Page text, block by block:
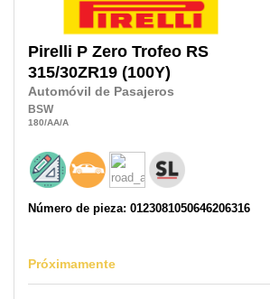
Pirelli P Zero Trofeo RS
315/30ZR19 (100Y)
Automóvil de Pasajeros
BSW
180/AA/A
Número de pieza: 0123081050646206316
Próximamente